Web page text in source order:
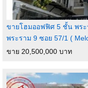
ขายโฮมออฟฟิศ 5 ชั้น พร
พระราม 9 ซอย 57/1 (
ขาย 20,500,000 บาท